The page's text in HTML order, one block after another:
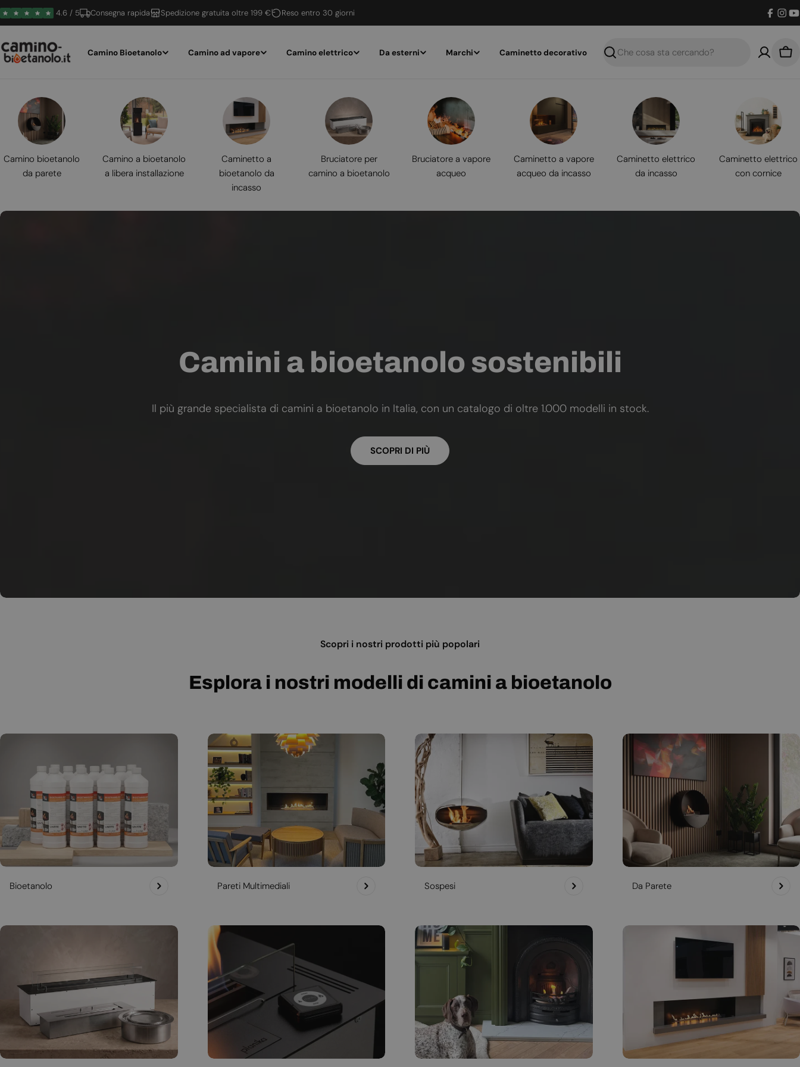
Vai
al
4.6 / 5 Consegna rapida Spedizione gratuita oltre 199 € Reso entro 30 giorni
Camino Bioetanolo Camino ad vapore Camino elettrico Da esterni Marchi Caminetto decorativo
Ricerca
Camino bioetanolo
da parete
Camino a bioetanolo
a libera installazione
Caminetto a
bioetanolo da
incasso
Bruciatore per
camino a bioetanolo
Bruciatore a vapore
acqueo
Caminetto a vapore
acqueo da incasso
Caminetto elettrico
da incasso
Caminetto elettrico
con cornice
Camini a bioetanolo sostenibili
Il più grande specialista di camini a bioetanolo in Italia, con un catalogo di oltre 1.000 modelli in stock.
SCOPRI DI PIÙ
Scopri i nostri prodotti più popolari
Esplora i nostri modelli di camini a bioetanolo
Bioetanolo Pareti Multimediali Sospesi Da Parete